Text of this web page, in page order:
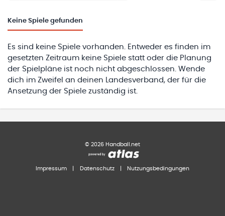
Keine Spiele gefunden
Es sind keine Spiele vorhanden. Entweder es finden im
gesetzten Zeitraum keine Spiele statt oder die Planung
der Spielpläne ist noch nicht abgeschlossen. Wende
dich im Zweifel an deinen Landesverband, der für die
Ansetzung der Spiele zuständig ist.
© 2026 Handball.net
Impressum Datenschutz Nutzungsbedingungen